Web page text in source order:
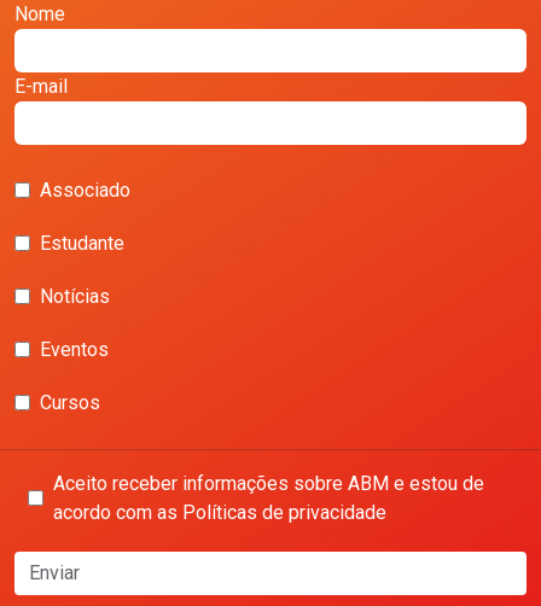
Nome
E-mail
Associado
Estudante
Notícias
Eventos
Cursos
Aceito receber informações sobre ABM e estou de
acordo com as Políticas de privacidade
Enviar